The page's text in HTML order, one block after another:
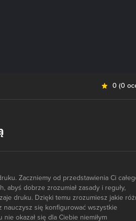
0 (0
Zaczniemy od przedstawienia Ci
abyś dobrze zrozumiał zasady i reguły,
druku. Dzięki temu zrozumiesz jakie
się konfigurować wszystkie
okazał się dla Ciebie niemiłym